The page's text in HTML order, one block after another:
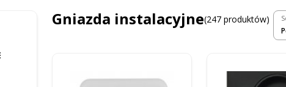
Gniazda instalacyjne(247 produktów)